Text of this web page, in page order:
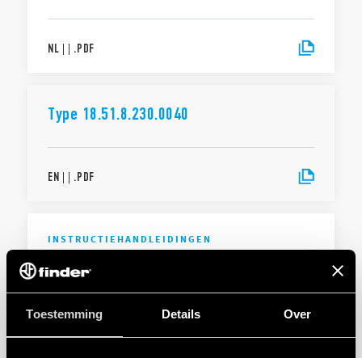
Toestemming Details Over
NL | | .PDF
Type 18.51.8.230.0040
EN | | .PDF
INSTRUCTIEHANDLEIDINGEN